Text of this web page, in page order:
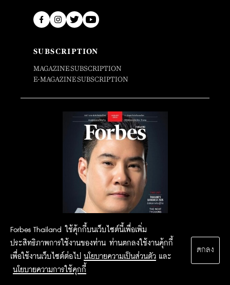
Forbes Thailand ใช้คุ้กกี้บนเว็บไซต์นี้เพื่อเพิ่ม
ประสิทธิภาพการใช้งานของท่าน ท่านตกลงใช้งานคุ้กกี้
เพื่อใช้งานเว็บไซต์ต่อไป นโยบายความเป็นส่วนตัว และ
นโยบายความการใช้คุกกี้
ตกลง
SUBSCRIPTION
MAGAZINE SUBSCRIPTION
E-MAGAZINE SUBSCRIPTION
2015 Forbesthailand.com ALL RIGHTS RESERVED